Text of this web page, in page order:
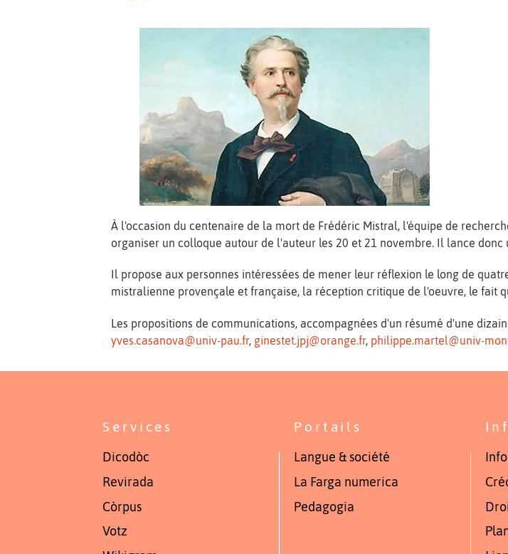
À l'occasion du centenaire de la mort de Frédéric Mistral, l'équipe de
organiser un colloque autour de l'auteur les 20 et 21 novembre. Il lance donc
Il propose aux personnes intéressées de mener leur réflexion le long de
mistralienne provençale et française, la réception critique de l'oeuvre, le fait
Les propositions de communications, accompagnées d'un résumé d'une
yves.casanova@univ-pau.fr, ginestet.jpj@orange.fr, philippe.martel@univ-
Services
Dicodòc
Revirada
Còrpus
Votz
Portails
Langue & société
La Farga numerica
Pedagogia